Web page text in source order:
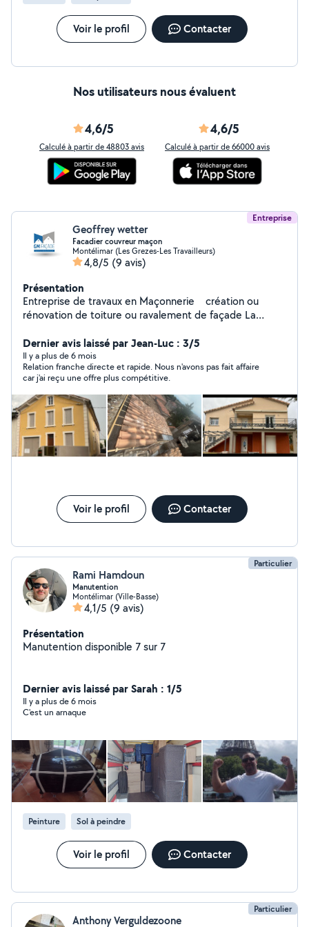
pour cet excellent travail !
Voir le profil Contacter
Nos utilisateurs nous évaluent
4,6/5
Calculé à partir de 48803 avis
4,6/5
Calculé à partir de 66000 avis
Entreprise
Geoffrey wetter
Facadier couvreur maçon
Montélimar (Les Grezes-Les Travailleurs)
4,8/5 (9 avis)
Présentation
Entreprise de travaux en Maçonnerie création ou
rénovation de toiture ou ravalement de façade La
Nous vous accompagnerons tout au long de votre
projet Chez GM Facade nous sommes fiers de mettre
notre-savoir faire au service de vos projets N'hésitez
plus et contactez nous
Dernier avis laissé par Jean-Luc : 3/5
Il y a plus de 6 mois
Relation franche directe et rapide. Nous n'avons pas fait affaire
car j'ai reçu une offre plus compétitive.
Voir le profil Contacter
Particulier
Rami Hamdoun
Manutention
Montélimar (Ville-Basse)
4,1/5 (9 avis)
Présentation
Manutention disponible 7 sur 7
Dernier avis laissé par Sarah : 1/5
Il y a plus de 6 mois
C'est un arnaque
Peinture Sol à peindre
Voir le profil Contacter
Particulier
Anthony Verguldezoone